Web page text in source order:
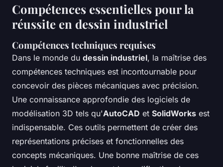
Compétences essentielles pour la
réussite en dessin industriel
Compétences techniques requises
Dans le monde du dessin industriel, la maîtrise des
compétences techniques est incontournable pour
concevoir des pièces mécaniques avec précision.
Une connaissance approfondie des logiciels de
modélisation 3D tels qu'AutoCAD et SolidWorks est
indispensable. Ces outils permettent de créer des
représentations précises et fonctionnelles des
concepts mécaniques. Une bonne maîtrise de ces